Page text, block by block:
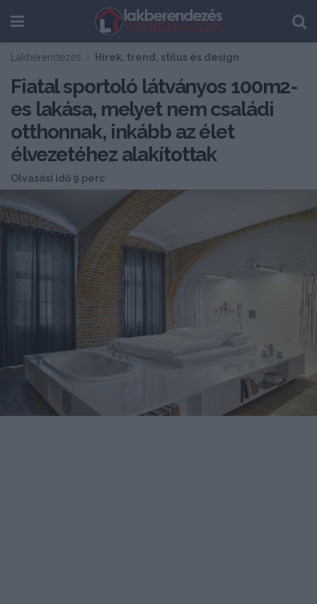
Lakberendezés Hírek, trend, stílus és design
Fiatal sportoló látványos 100m2-
es lakása, melyet nem családi
otthonnak, inkább az élet
élvezetéhez alakítottak
Olvasási idő 9 perc